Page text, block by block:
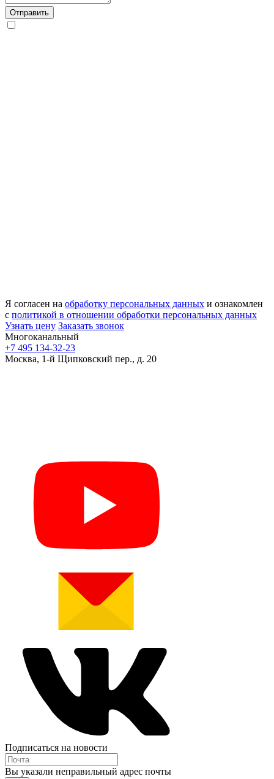
Отправить
Я согласен на обработку персональных данных и ознакомлен
с политикой в отношении обработки персональных данных
Узнать цену Заказать звонок
Многоканальный
+7 495 134-32-23
Москва, 1-й Щипковский пер., д. 20
Подписаться на новости
Вы указали неправильный адрес почты